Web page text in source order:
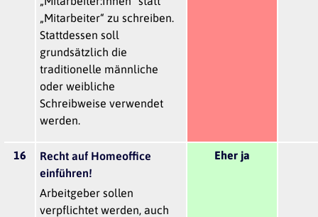
„Mitarbeiter“ zu schreiben.
Stattdessen soll
grundsätzlich die
traditionelle männliche
oder weibliche
Schreibweise verwendet
werden.
16
Recht auf Homeoffice
einführen!
Arbeitgeber sollen
verpflichtet werden, auch
Eher ja